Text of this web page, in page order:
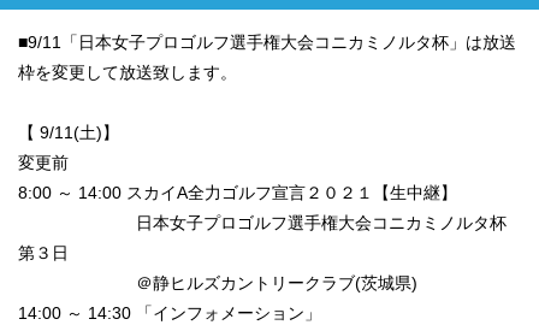
■9/11「日本女子プロゴルフ選手権大会コニカミノルタ杯」は放送
枠を変更して放送致します。
【 9/11(土)】
変更前
8:00 ～ 14:00 スカイA全力ゴルフ宣言２０２１【生中継】
日本女子プロゴルフ選手権大会コニカミノルタ杯
第３日
＠静ヒルズカントリークラブ(茨城県)
14:00 ～ 14:30 「インフォメーション」